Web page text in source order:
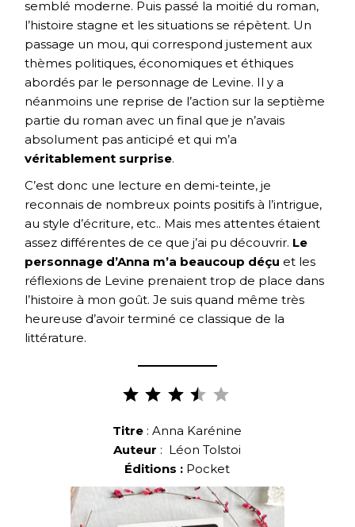
semblé moderne. Puis passé la moitié du roman,
l’histoire stagne et les situations se répètent. Un
passage un mou, qui correspond justement aux
thèmes politiques, économiques et éthiques
abordés par le personnage de Levine. Il y a
néanmoins une reprise de l’action sur la septième
partie du roman avec un final que je n’avais
absolument pas anticipé et qui m’a
véritablement surprise.
C’est donc une lecture en demi-teinte, je
reconnais de nombreux points positifs à l’intrigue,
au style d’écriture, etc.. Mais mes attentes étaient
assez différentes de ce que j’ai pu découvrir. Le
personnage d’Anna m’a beaucoup déçu et les
réflexions de Levine prenaient trop de place dans
l’histoire à mon goût. Je suis quand même très
heureuse d’avoir terminé ce classique de la
littérature.
Titre : Anna Karénine
Auteur : Léon Tolstoi
Éditions : Pocket